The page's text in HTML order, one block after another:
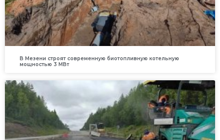
В Мезени строят современную биотопливную котельную
мощностью 3 МВт